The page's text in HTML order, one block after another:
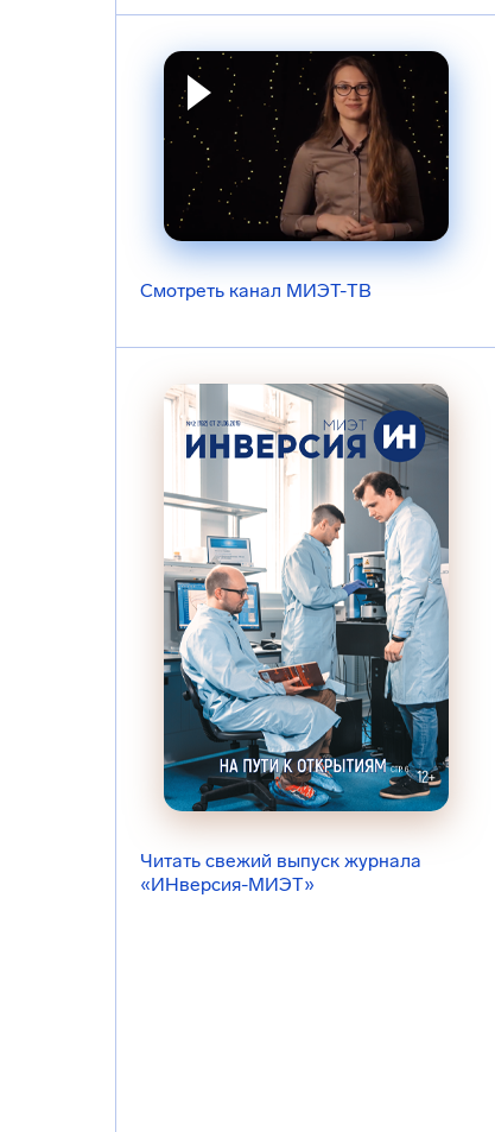
Смотреть канал МИЭТ-ТВ
Читать свежий выпуск журнала
«ИНверсия-МИЭТ»